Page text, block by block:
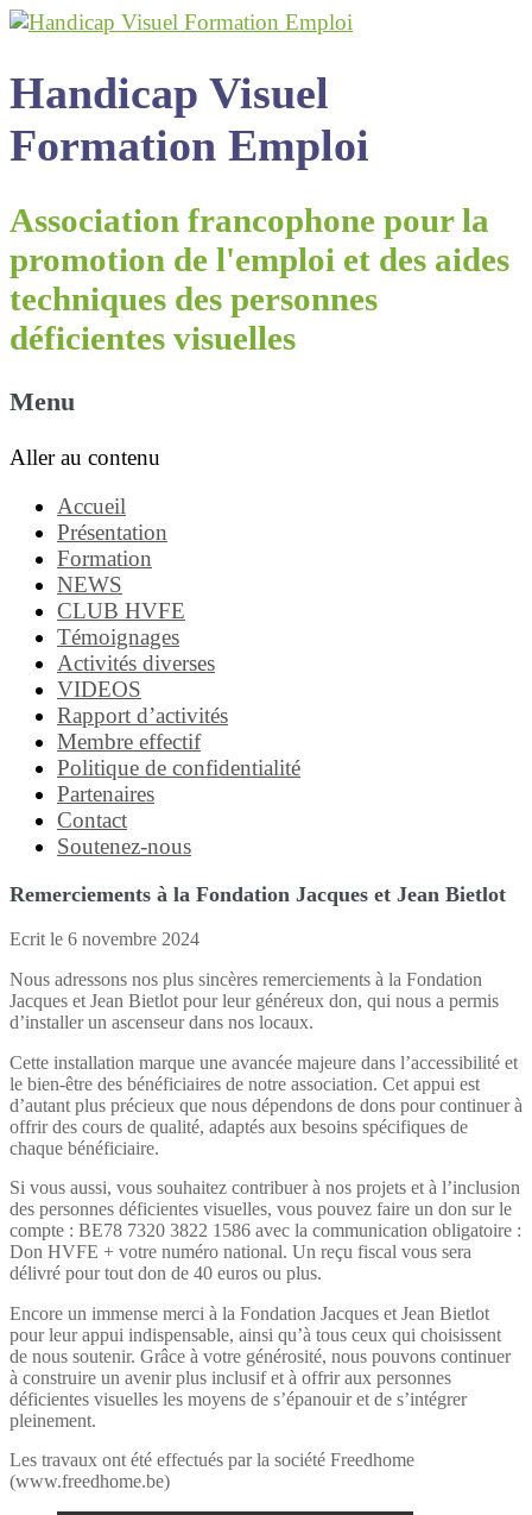
Handicap Visuel
Formation Emploi
Association francophone pour la
promotion de l'emploi et des aides
techniques des personnes
déficientes visuelles
Menu
Aller au contenu
Accueil
Présentation
Formation
NEWS
CLUB HVFE
Témoignages
Activités diverses
VIDEOS
Rapport d’activités
Membre effectif
Politique de confidentialité
Partenaires
Contact
Soutenez-nous
Remerciements à la Fondation Jacques et Jean Bietlot
Ecrit le 6 novembre 2024
Nous adressons nos plus sincères remerciements à la Fondation
Jacques et Jean Bietlot pour leur généreux don, qui nous a permis
d’installer un ascenseur dans nos locaux.
Cette installation marque une avancée majeure dans l’accessibilité et
le bien-être des bénéficiaires de notre association. Cet appui est
d’autant plus précieux que nous dépendons de dons pour continuer à
offrir des cours de qualité, adaptés aux besoins spécifiques de
chaque bénéficiaire.
Si vous aussi, vous souhaitez contribuer à nos projets et à l’inclusion
des personnes déficientes visuelles, vous pouvez faire un don sur le
compte : BE78 7320 3822 1586 avec la communication obligatoire :
Don HVFE + votre numéro national. Un reçu fiscal vous sera
délivré pour tout don de 40 euros ou plus.
Encore un immense merci à la Fondation Jacques et Jean Bietlot
pour leur appui indispensable, ainsi qu’à tous ceux qui choisissent
de nous soutenir. Grâce à votre générosité, nous pouvons continuer
à construire un avenir plus inclusif et à offrir aux personnes
déficientes visuelles les moyens de s’épanouir et de s’intégrer
pleinement.
Les travaux ont été effectués par la société Freedhome
(www.freedhome.be)